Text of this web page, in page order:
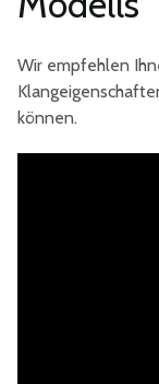
Wir empfehlen
können.